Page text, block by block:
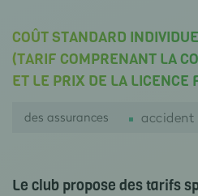
COÛT STANDARD
(TARIF COMPRENANT LA
ET LE PRIX DE LA LICENCE
des assurances accident
Le club propose des tarifs